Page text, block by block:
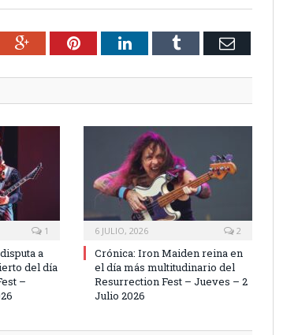
Google+PinterestLinkedInTumblr Email
1
a
del día
–
6 JULIO, 2026 2
Crónica: Iron Maiden reina en
el día más multitudinario del
Resurrection Fest – Jueves – 2
Julio 2026